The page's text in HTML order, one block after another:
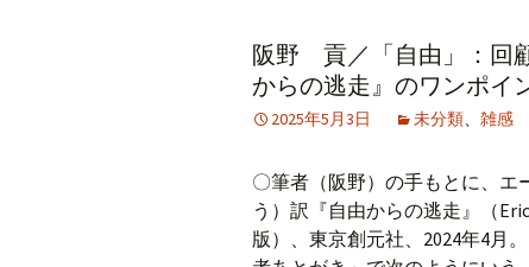
記事（51）～
アーカイブ（３）
記事（101）～
アーカイブ（４）
記事（151）～
アーカイブ（５）
論文
アーカイブ（３）
老爺心お節介情報
アーカイブ（４）
講演録
アーカイブ（５）
ブ
ア
論文
ア
社
ア
阪野 貢／「自由」：回
からの逃走』のワンポイ
2025年5月3日 未分類、 雑感
〇筆者（阪野）の手もとに、エ
う）訳『自由からの逃走』（
版）、東京創元社、2024年4月